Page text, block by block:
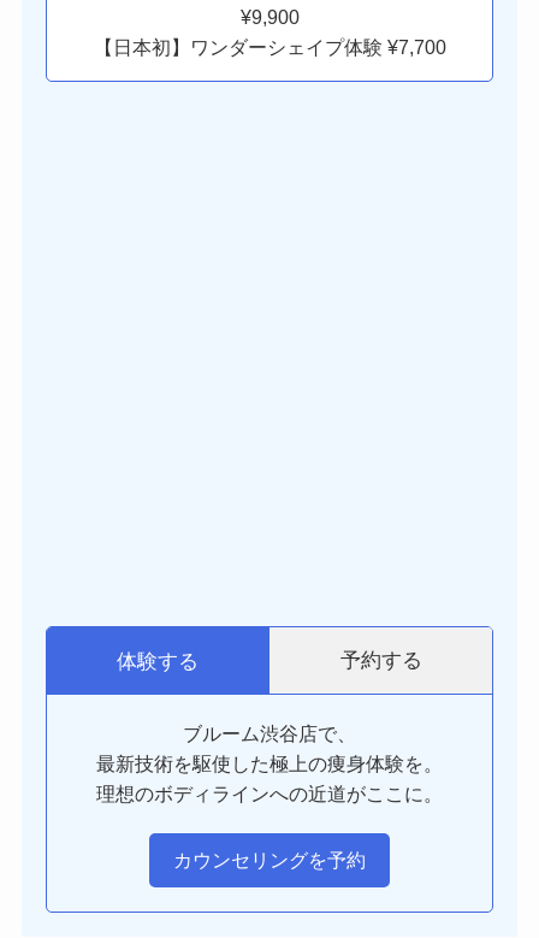
¥9,900
【日本初】ワンダーシェイプ体験 ¥7,700
体験する 予約する
ブルーム渋谷店で、
最新技術を駆使した極上の痩身体験を。
理想のボディラインへの近道がここに。
カウンセリングを予約